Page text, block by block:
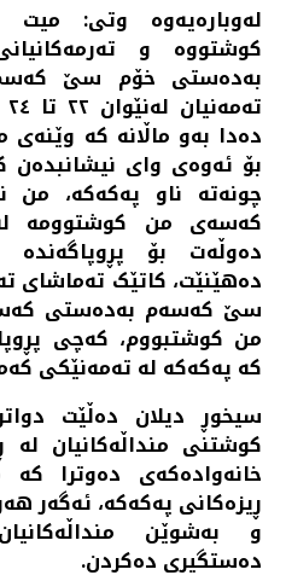
لەوبارەیەوە وتی:
کوشتووە و
بەدەستی خۆم سێ
دەدا بەو ماڵانە کە وێنەی
بۆ ئەوەی وای نیشانبدەن
چونەتە ناو پەکەکە، من
کەسەی من کوشتوومە
دەوڵەت بۆ پڕوپاگەندە
دەهێنێت، کاتێک تەماشای
سێ کەسەم بەدەستی
من کوشتبووم، کەچی
کە پەکەکە لە تەمەنێکی
سیخوڕ دیلان دەڵێت
کوشتنی منداڵەکانیان لە
خانەوادەکەی دەوترا کە
ڕیزەکانی پەکەکە، ئەگەر
و بەشوێن
دەستگیری دەکردن.